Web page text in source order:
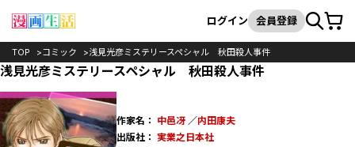
検索
ログイン 会員登録カート
TOP コミック 浅見光彦ミステリースペシャル 秋田殺人事件
浅見光彦ミステリースペシャル 秋田殺人事件
作家名： 中邑冴／内田康夫
出版社： 実業之日本社